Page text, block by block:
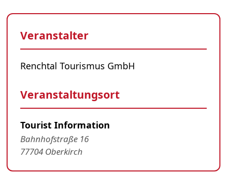
Veranstalter
Renchtal Tourismus GmbH
Veranstaltungsort
Tourist Information
Bahnhofstraße 16
77704 Oberkirch